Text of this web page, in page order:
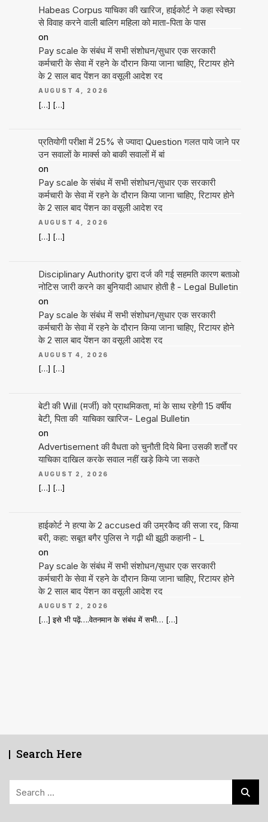
Habeas Corpus याचिका की खारिज, हाईकोर्ट ने कहा स्वेच्छा
से विवाह करने वाली बालिग महिला को माता-पिता के पास
on
Pay scale के संबंध में सभी संशोधन/सुधार एक सरकारी
कर्मचारी के सेवा में रहने के दौरान किया जाना चाहिए, रिटायर होने
के 2 साल बाद पेंशन का वसूली आदेश रद
AUGUST 4, 2026
[…] […]
प्रतियोगी परीक्षा में 25% से ज्यादा Question गलत पाये जाने पर
उन सवालों के मार्क्स को बाकी सवालों में बां
on
Pay scale के संबंध में सभी संशोधन/सुधार एक सरकारी
कर्मचारी के सेवा में रहने के दौरान किया जाना चाहिए, रिटायर होने
के 2 साल बाद पेंशन का वसूली आदेश रद
AUGUST 4, 2026
[…] […]
Disciplinary Authority द्वारा दर्ज की गई सहमति कारण बताओ
नोटिस जारी करने का बुनियादी आधार होती है - Legal Bulletin
on
Pay scale के संबंध में सभी संशोधन/सुधार एक सरकारी
कर्मचारी के सेवा में रहने के दौरान किया जाना चाहिए, रिटायर होने
के 2 साल बाद पेंशन का वसूली आदेश रद
AUGUST 4, 2026
[…] […]
बेटी की Will (मर्जी) को प्राथमिकता, मां के साथ रहेगी 15 वर्षीय
बेटी, पिता की याचिका खारिज- Legal Bulletin
on
Advertisement की वैधता को चुनौती दिये बिना उसकी शर्तों पर
याचिका दाखिल करके सवाल नहीं खड़े किये जा सकते
AUGUST 2, 2026
[…] […]
हाईकोर्ट ने हत्या के 2 accused की उम्रकैद की सजा रद, किया
बरी, कहा: सबूत बगैर पुलिस ने गढ़ी थी झूठी कहानी - L
on
Pay scale के संबंध में सभी संशोधन/सुधार एक सरकारी
कर्मचारी के सेवा में रहने के दौरान किया जाना चाहिए, रिटायर होने
के 2 साल बाद पेंशन का वसूली आदेश रद
AUGUST 2, 2026
[…] इसे भी पढ़ें….वेतनमान के संबंध में सभी… […]
Search Here